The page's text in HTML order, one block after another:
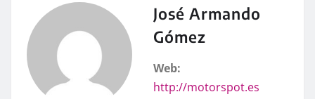
José Armando
Gómez
Web:
http://motorspot.es